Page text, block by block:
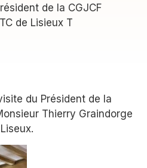
de la CGJCF
de Lisieux T
du Président de la
Thierry Graindorge